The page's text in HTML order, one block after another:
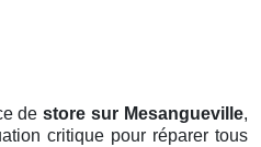
destore sur Mesangueville,
critique pour réparer tous